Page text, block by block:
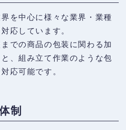
を中心に様々な業界・業種
応しています。
での商品の包装に関わる加
、組み立て作業のような包
応可能です。
制